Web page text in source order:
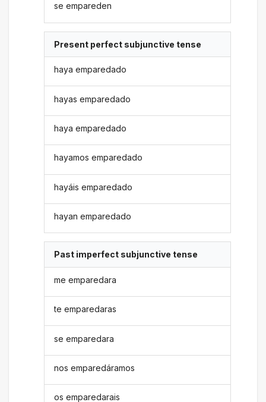
se empareden
Present perfect subjunctive tense
haya emparedado
hayas emparedado
haya emparedado
hayamos emparedado
hayáis emparedado
hayan emparedado
Past imperfect subjunctive tense
me emparedara
te emparedaras
se emparedara
nos emparedáramos
os emparedarais